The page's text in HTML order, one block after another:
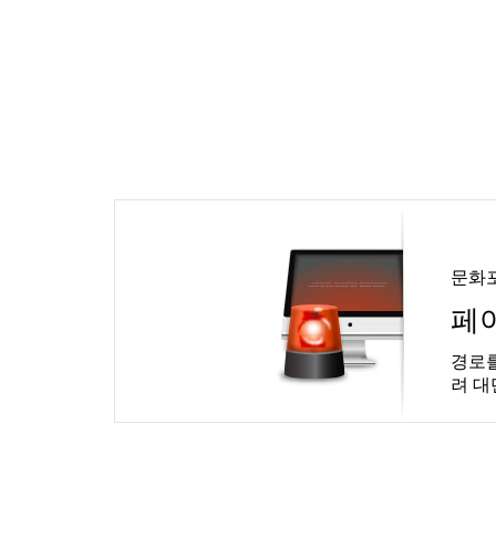
문화
페
경로
려 대